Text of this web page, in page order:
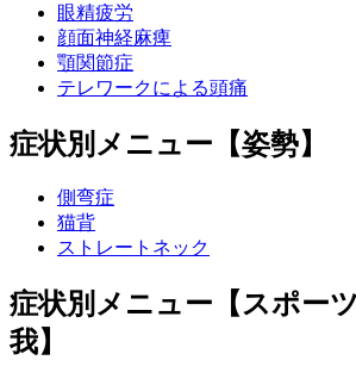
眼精疲労
顔面神経麻痺
顎関節症
テレワークによる頭痛
症状別メニュー【姿勢】
側弯症
猫背
ストレートネック
症状別メニュー【スポー
我】